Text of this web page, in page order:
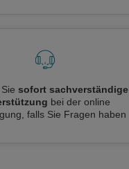
sofort sachverständige
bei der online
falls Sie Fragen haben